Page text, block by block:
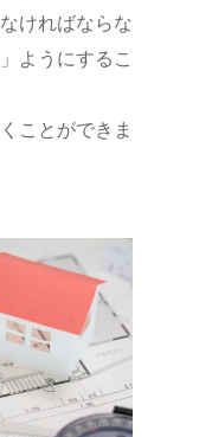
ければならな
ようにするこ
ことができま